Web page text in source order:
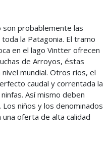
son probablemente las
la Patagonia. El tramo
en el lago Vintter ofrecen
de Arroyos, éstas
mundial. Otros ríos, el
caudal y correntada la
Así mismo deben
niños y los denominados
una oferta de alta calidad